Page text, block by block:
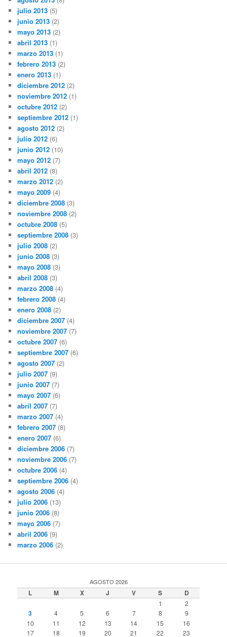
julio 2013 (5)
junio 2013 (2)
mayo 2013 (2)
abril 2013 (1)
marzo 2013 (1)
febrero 2013 (2)
enero 2013 (1)
diciembre 2012 (2)
noviembre 2012 (1)
octubre 2012 (2)
septiembre 2012 (1)
agosto 2012 (2)
julio 2012 (6)
junio 2012 (10)
mayo 2012 (7)
abril 2012 (8)
marzo 2012 (2)
mayo 2009 (4)
diciembre 2008 (3)
noviembre 2008 (2)
octubre 2008 (5)
septiembre 2008 (3)
julio 2008 (2)
junio 2008 (3)
mayo 2008 (3)
abril 2008 (3)
marzo 2008 (4)
febrero 2008 (4)
enero 2008 (2)
diciembre 2007 (4)
noviembre 2007 (7)
octubre 2007 (6)
septiembre 2007 (6)
agosto 2007 (2)
julio 2007 (9)
junio 2007 (7)
mayo 2007 (6)
abril 2007 (7)
marzo 2007 (4)
febrero 2007 (8)
enero 2007 (6)
diciembre 2006 (7)
noviembre 2006 (7)
octubre 2006 (4)
septiembre 2006 (4)
agosto 2006 (4)
julio 2006 (13)
junio 2006 (8)
mayo 2006 (7)
abril 2006 (9)
marzo 2006 (2)
AGOSTO 2026
L M X J V S D
1 2
3 4 5 6 7 8
9
10
11 12 13 14 15
16
17
18 19 20 21 22 23